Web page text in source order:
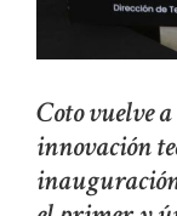
Coto vuelve
innovación